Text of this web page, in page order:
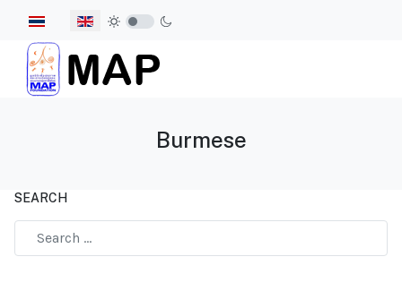
Select your language
Burmese
SEARCH